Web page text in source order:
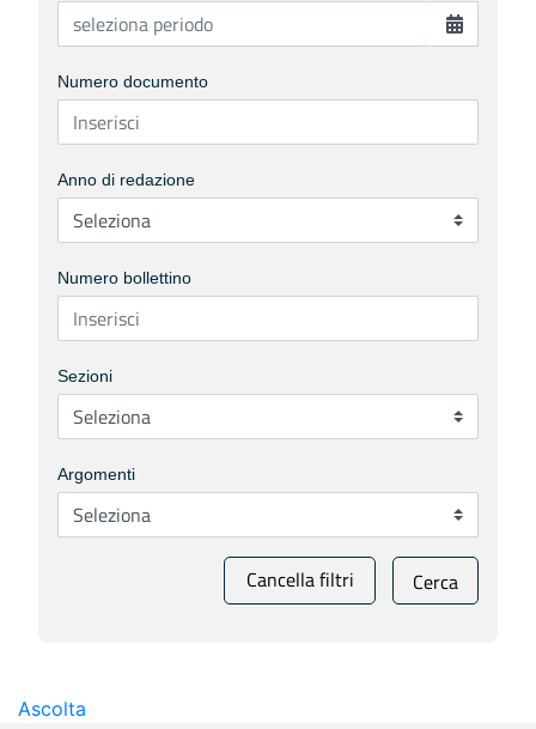
Numero documento
Anno di redazione
Numero bollettino
Sezioni
Argomenti
Cancella filtri Cerca
Ascolta